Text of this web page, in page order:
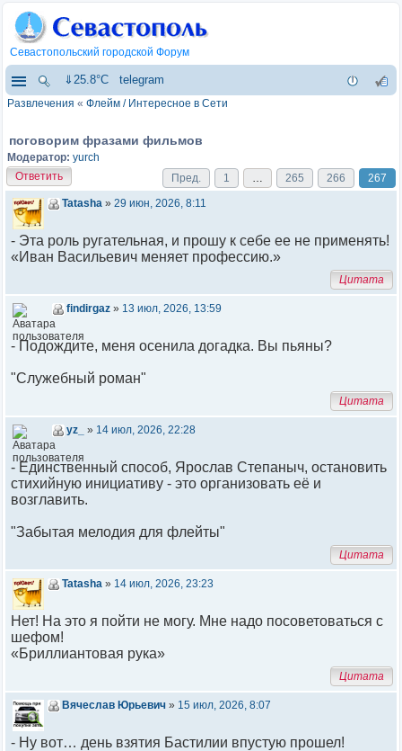
Севастопольский городской Форум
⇓25.8°C telegram
Развлечения « Флейм / Интересное в Cети
поговорим фразами фильмов
Модератор: yurch
Ответить
Пред. 1 … 265 266 267
Tatasha » 29 июн, 2026, 8:11
- Эта роль ругательная, и прошу к себе ее не применять!
«Иван Васильевич меняет профессию.»
Цитата
findirgaz » 13 июл, 2026, 13:59
- Подождите, меня осенила догадка. Вы пьяны?
"Служебный роман"
Цитата
yz_ » 14 июл, 2026, 22:28
- Единственный способ, Ярослав Степаныч, остановить
стихийную инициативу - это организовать её и
возглавить.
"Забытая мелодия для флейты"
Цитата
Tatasha » 14 июл, 2026, 23:23
Нет! На это я пойти не могу. Мне надо посоветоваться с
шефом!
«Бриллиантовая рука»
Цитата
Вячеслав Юрьевич » 15 июл, 2026, 8:07
- Ну вот… день взятия Бастилии впустую прошел!